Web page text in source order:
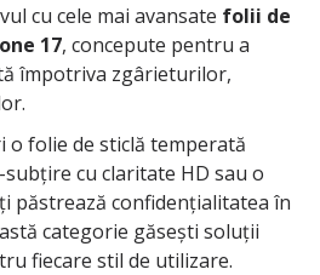
cu cele mai avansate folii de
17, concepute pentru a
împotriva zgârieturilor,
folie de sticlă temperată
cu claritate HD sau o
păstrează confidențialitatea în
categorie găsești soluții
fiecare stil de utilizare.